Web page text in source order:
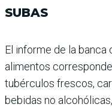
SUBAS
El informe de la banca
alimentos
tubérculos frescos,
bebidas no